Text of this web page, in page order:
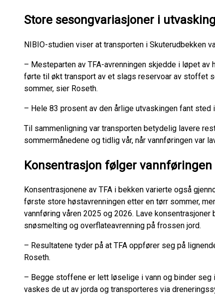
Store sesongvariasjoner i
NIBIO-studien viser at transporten i Skuterudbekken
– Mesteparten av TFA-avrenningen skjedde i løpet
førte til økt transport av et slags reservoar av stoffet
sommer, sier Roseth.
– Hele 83 prosent av den årlige utvaskingen fant
Til sammenligning var transporten betydelig lavere
sommermånedene og tidlig vår, når vannføringen var
Konsentrasjon følger vannføringen
Konsentrasjonene av TFA i bekken varierte også
første store høstavrenningen etter en tørr sommer,
vannføring våren 2025 og 2026. Lave
snøsmelting og overflateavrenning på frossen jord.
– Resultatene tyder på at TFA oppfører seg på
Roseth.
– Begge stoffene er lett løselige i vann og binder seg
vaskes de ut av jorda og transporteres via